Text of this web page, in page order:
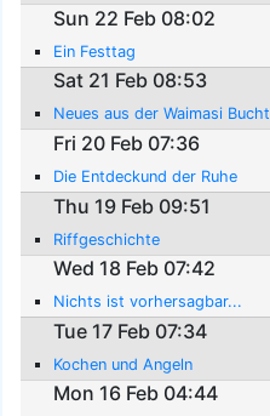
Sun 22 Feb 08:02
Ein Festtag
Sat 21 Feb 08:53
Neues aus der Waimasi Bucht
Fri 20 Feb 07:36
Die Entdeckund der Ruhe
Thu 19 Feb 09:51
Riffgeschichte
Wed 18 Feb 07:42
Nichts ist vorhersagbar...
Tue 17 Feb 07:34
Kochen und Angeln
Mon 16 Feb 04:44